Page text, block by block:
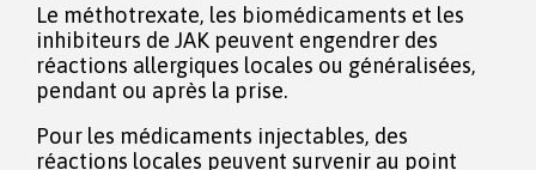
Le méthotrexate, les biomédicaments et les
inhibiteurs de JAK peuvent engendrer des
réactions allergiques locales ou généralisées,
pendant ou après la prise.
Pour les médicaments injectables, des
réactions locales peuvent survenir au point